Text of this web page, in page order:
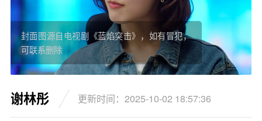
封面图源自电视剧《蓝焰突击》，如有冒犯，
可联系删除
谢林彤 更新时间：2025-10-02 18:57:36